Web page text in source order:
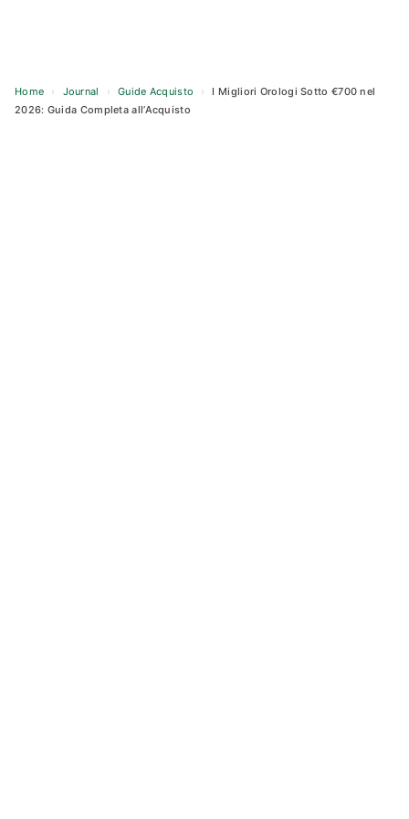
Home › Journal › Guide Acquisto ›
I Migliori Orologi Sotto €700 nel
2026: Guida Completa all’Acquisto